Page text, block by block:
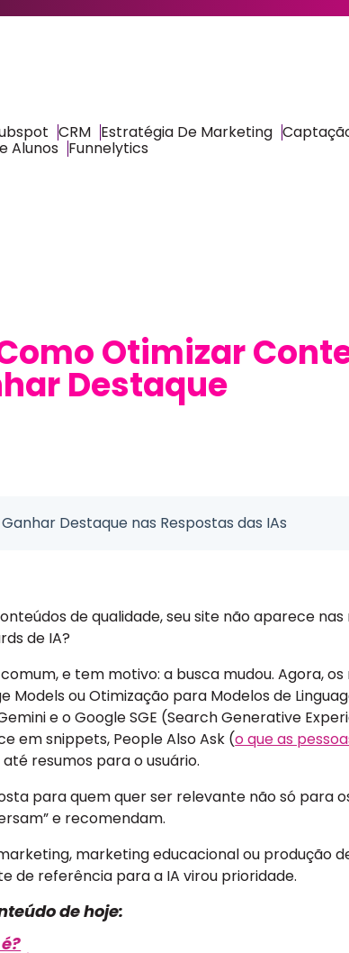
CRM Estratégia De Marketing
Alunos Funnelytics
Como Otimizar
Destaque
Destaque nas Respostas das IAs
de qualidade, seu site não aparece
de IA?
e tem motivo: a busca mudou. Agora,
Models ou Otimização para Modelos de
e o Google SGE (Search Generative
em snippets, People Also Ask (o que as
resumos para o usuário.
para quem quer ser relevante não só para
e recomendam.
marketing educacional ou produção
de referência para a IA virou prioridade.
de hoje: